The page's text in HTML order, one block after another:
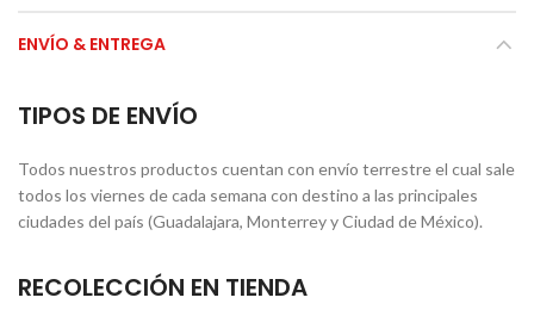
ENVÍO & ENTREGA
TIPOS DE ENVÍO
Todos nuestros productos cuentan con envío terrestre el cual sale
todos los viernes de cada semana con destino a las principales
ciudades del país (Guadalajara, Monterrey y Ciudad de México).
RECOLECCIÓN EN TIENDA